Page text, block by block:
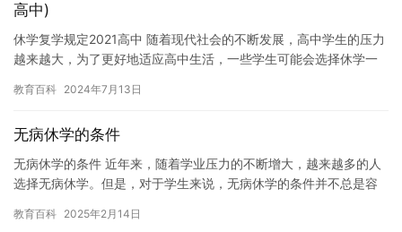
高中)
休学复学规定2021高中 随着现代社会的不断发展，高中学生的压力
越来越大，为了更好地适应高中生活，一些学生可能会选择休学一
教育百科 2024年7月13日
无病休学的条件
无病休学的条件 近年来，随着学业压力的不断增大，越来越多的人
选择无病休学。但是，对于学生来说，无病休学的条件并不总是容
身…
教育百科 2025年2月14日